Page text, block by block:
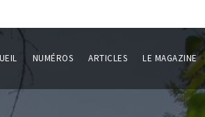
NUMÉROS ARTICLES LE MAGAZINE